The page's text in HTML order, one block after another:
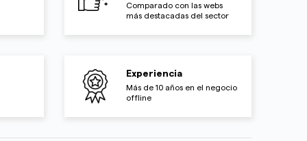
Comparado con las webs
más destacadas del sector
Experiencia
Más de 10 años en el negocio
offline